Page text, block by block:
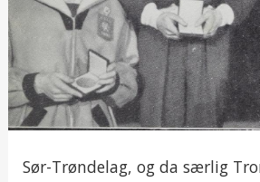
Sør-Trøndelag, og da særlig